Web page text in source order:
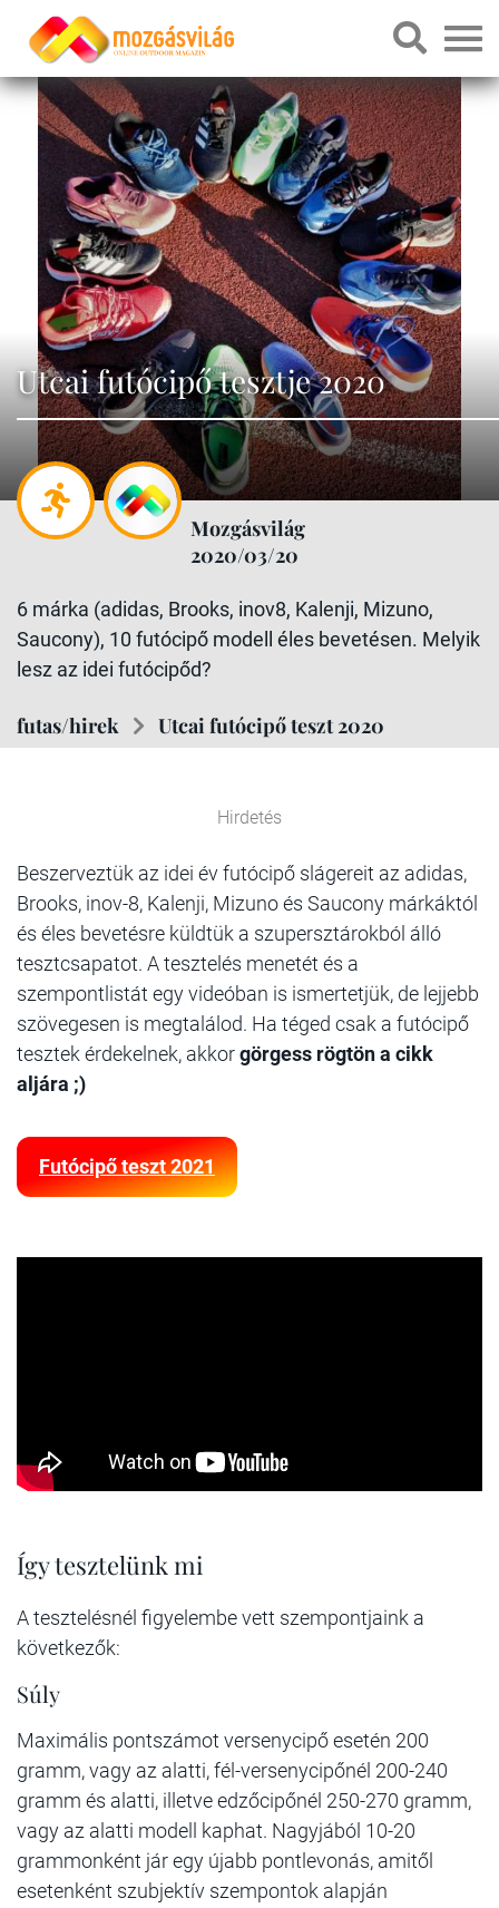
Utcai futócipő tesztje 2020
Mozgásvilág
2020/03/20
6 márka (adidas, Brooks, inov8, Kalenji, Mizuno,
Saucony), 10 futócipő modell éles bevetésen. Melyik
lesz az idei futócipőd?
futas/hirek Utcai futócipő teszt 2020
Hirdetés
Beszerveztük az idei év futócipő slágereit az adidas,
Brooks, inov-8, Kalenji, Mizuno és Saucony márkáktól
és éles bevetésre küldtük a szupersztárokból álló
tesztcsapatot. A tesztelés menetét és a
szempontlistát egy videóban is ismertetjük, de lejjebb
szövegesen is megtalálod. Ha téged csak a futócipő
tesztek érdekelnek, akkorgörgess rögtön a cikk
aljára ;)
Futócipő teszt 2021
Így tesztelünk mi
A tesztelésnél figyelembe vett szempontjaink a
következők:
Súly
Maximális pontszámot versenycipő esetén 200
gramm, vagy az alatti, fél-versenycipőnél 200-240
gramm és alatti, illetve edzőcipőnél 250-270 gramm,
vagy az alatti modell kaphat. Nagyjából 10-20
grammonként jár egy újabb pontlevonás, amitől
esetenként szubjektív szempontok alapján